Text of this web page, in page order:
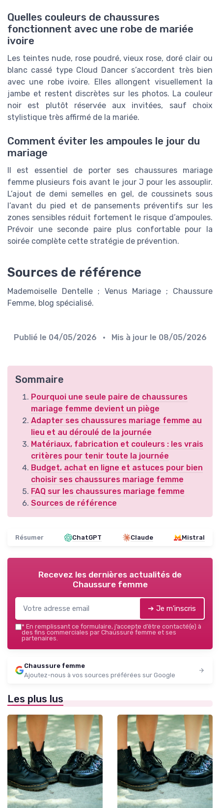
Quelles couleurs de chaussures
fonctionnent avec une robe de mariée
ivoire
Les teintes nude, rose poudré, vieux rose, doré clair ou
blanc cassé type Cloud Dancer s’accordent très bien
avec une robe ivoire. Elles allongent visuellement la
jambe et restent discrètes sur les photos. La couleur
noir est plutôt réservée aux invitées, sauf choix
stylistique très affirmé de la mariée.
Comment éviter les ampoules le jour du
mariage
Il est essentiel de porter ses chaussures mariage
femme plusieurs fois avant le jour J pour les assouplir.
L’ajout de demi semelles en gel, de coussinets sous
l’avant du pied et de pansements préventifs sur les
zones sensibles réduit fortement le risque d’ampoules.
Prévoir une seconde paire plus confortable pour la
soirée complète cette stratégie de prévention.
Sources de référence
Mademoiselle Dentelle ; Venus Mariage ; Chaussure
Femme, blog spécialisé.
Publié le 04/05/2026 • Mis à jour le 08/05/2026
Sommaire
Pourquoi une seule paire de chaussures
mariage femme devient un piège
Adapter ses chaussures mariage femme au
lieu et au déroulé de la journée
Matériaux, fabrication et couleurs : les vrais
critères pour tenir toute la journée
Budget, achat en ligne et astuces pour bien
choisir ses chaussures mariage femme
FAQ sur les chaussures mariage femme
Sources de référence
Résumer ChatGPT Claude Mistral
Recevez les dernières actualités de
Chaussure femme
➔ Je m'inscris
* En remplissant ce formulaire, j’accepte d’être contacté(e) à
des fins commerciales par Chaussure femme et ses
partenaires.
Chaussure femme
Ajoutez-nous à vos sources préférées sur Google
Les plus lus